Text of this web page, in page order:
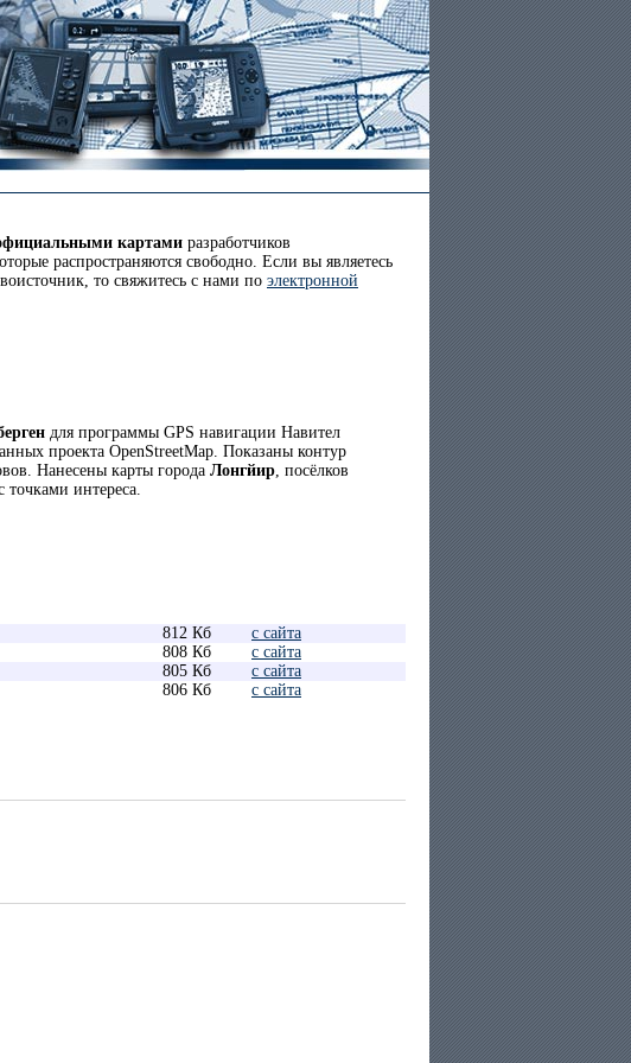
картами разработчиков
распространяются свободно. Если вы являетесь
то свяжитесь с нами по электронной
для программы GPS навигации Навител
проекта OpenStreetMap. Показаны контур
Нанесены карты города Лонгйир , посёлков
точками интереса.
812 Кб
с сайта
808 Кб
с сайта
805 Кб
с сайта
806 Кб с сайта